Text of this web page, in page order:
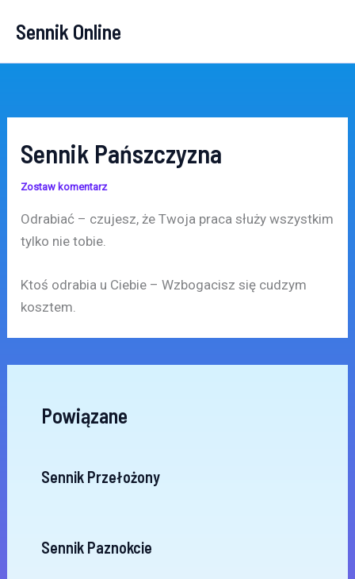
Sennik Online
Sennik Pańszczyzna
Zostaw komentarz
Odrabiać – czujesz, że Twoja praca służy wszystkim
tylko nie tobie.
Ktoś odrabia u Ciebie – Wzbogacisz się cudzym
kosztem.
Powiązane
Sennik Przełożony
Sennik Paznokcie